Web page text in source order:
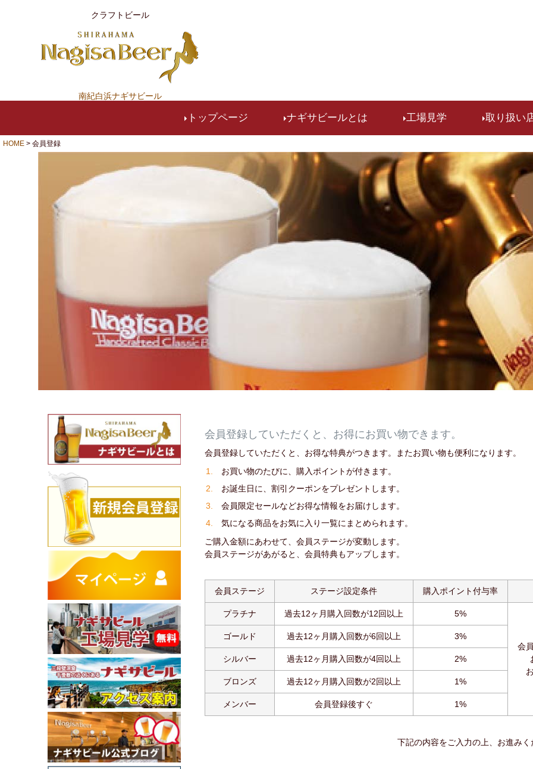
クラフトビール
南紀白浜ナギサビール
トップページ ナギサビールとは 工場見学 取り扱い
HOME 会員登録
会員登録していただくと、お得にお買い物できます。
会員登録していただくと、お得な特典がつきます。またお買い物も便利になります。
お買い物のたびに、購入ポイントが付きます。
お誕生日に、割引クーポンをプレゼントします。
会員限定セールなどお得な情報をお届けします。
気になる商品をお気に入り一覧にまとめられます。
ご購入金額にあわせて、会員ステージが変動します。
会員ステージがあがると、会員特典もアップします。
会員ステージ ステージ設定条件 購入ポイント付与率
プラチナ 過去12ヶ月購入回数が12回以上 5%
会
ゴールド 過去12ヶ月購入回数が6回以上 3%
シルバー 過去12ヶ月購入回数が4回以上 2%
ブロンズ 過去12ヶ月購入回数が2回以上 1%
メンバー 会員登録後すぐ 1%
下記の内容をご入力の上、お進みく